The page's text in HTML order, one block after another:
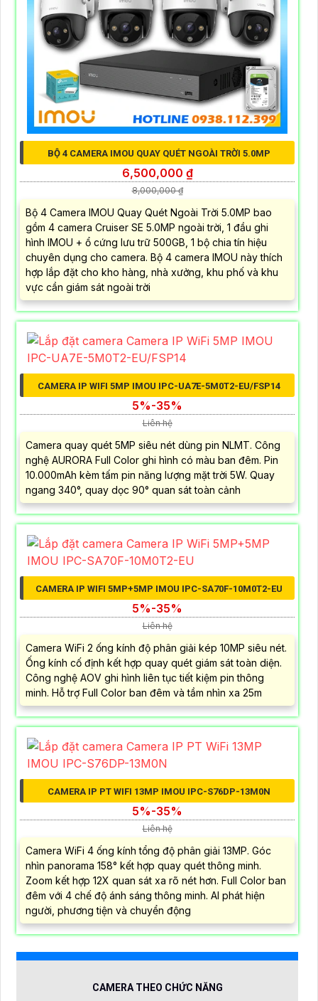
BỘ 4 CAMERA IMOU QUAY QUÉT NGOÀI TRỜI 5.0MP
6,500,000 ₫
8,000,000 ₫
Bộ 4 Camera IMOU Quay Quét Ngoài Trời 5.0MP bao
gồm 4 camera Cruiser SE 5.0MP ngoài trời, 1 đầu ghi
hình IMOU + ổ cứng lưu trữ 500GB, 1 bộ chia tín hiệu
chuyên dụng cho camera. Bộ 4 camera IMOU này thích
hợp lắp đặt cho kho hàng, nhà xưởng, khu phố và khu
vực cần giám sát ngoài trời
CAMERA IP WIFI 5MP IMOU IPC-UA7E-5M0T2-EU/FSP14
5%-35%
Liên hệ
Camera quay quét 5MP siêu nét dùng pin NLMT. Công
nghệ AURORA Full Color ghi hình có màu ban đêm. Pin
10.000mAh kèm tấm pin năng lượng mặt trời 5W. Quay
ngang 340°, quay dọc 90° quan sát toàn cảnh
CAMERA IP WIFI 5MP+5MP IMOU IPC-SA70F-10M0T2-EU
5%-35%
Liên hệ
Camera WiFi 2 ống kính độ phân giải kép 10MP siêu nét.
Ống kính cố định kết hợp quay quét giám sát toàn diện.
Công nghệ AOV ghi hình liên tục tiết kiệm pin thông
minh. Hỗ trợ Full Color ban đêm và tầm nhìn xa 25m
CAMERA IP PT WIFI 13MP IMOU IPC-S76DP-13M0N
5%-35%
Liên hệ
Camera WiFi 4 ống kính tổng độ phân giải 13MP. Góc
nhìn panorama 158° kết hợp quay quét thông minh.
Zoom kết hợp 12X quan sát xa rõ nét hơn. Full Color ban
đêm với 4 chế độ ánh sáng thông minh. AI phát hiện
người, phương tiện và chuyển động
CAMERA THEO CHỨC NĂNG